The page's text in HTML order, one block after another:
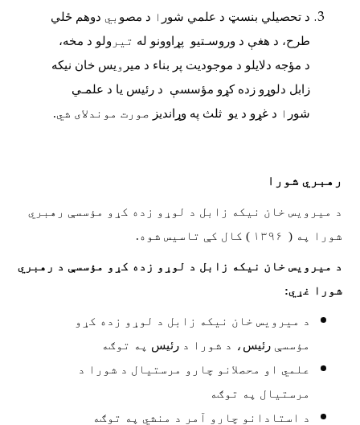
د تحصیلي بنسټ د علمي شور ا د مصو بي دوهم ځلي
طرح، د هغې د وروسـتیو پړاوونو له تير ولو د مخه،
د مؤجه دلایلو د موجودیت پر بناء د میر و یس خان نیکه
زابل دلوړو زده کړو مؤسسې د رئیس یا د علمـي
شور ا د غړو د یو ثلث په وړاندیز صورت موندلای شي.
رهبري شورا
د میرویس خان نیکه زابل د لوړو زده کړو مؤسسې رهبري
شورا په ( ۱۳۹۶ ) کال کې تاسیس شوه.
د میرویس خان نیکه زابل د لوړو زده کړو مؤسسې د رهبري
شورا غړي:
د میرویس خان نیکه زابل د لوړو زده کړو
مؤسسې رئیس ، د شورا د رئیس په توګه
علمي او محصلانو چارو مرستيال د شورا د
مرستیال په توګه
د استادانو چارو آمر د منشي په توګه